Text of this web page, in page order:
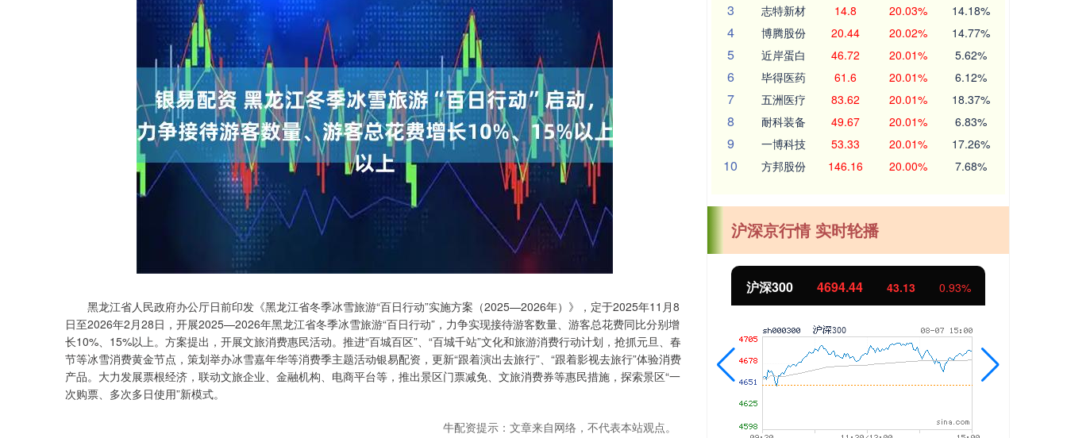
黑龙江省人民政府办公厅日前印发《黑龙江省冬季冰雪旅游“百日行动”实施方案（2025—2026年）》，定于2025年11月8
日至2026年2月28日，开展2025—2026年黑龙江省冬季冰雪旅游“百日行动”，力争实现接待游客数量、游客总花费同比分别增
长10%、15%以上。方案提出，开展文旅消费惠民活动。推进“百城百区”、“百城千站”文化和旅游消费行动计划，抢抓元旦、春
节等冰雪消费黄金节点，策划举办冰雪嘉年华等消费季主题活动银易配资，更新“跟着演出去旅行”、“跟着影视去旅行”体验消费
产品。大力发展票根经济，联动文旅企业、金融机构、电商平台等，推出景区门票减免、文旅消费券等惠民措施，探索景区“一
次购票、多次多日使用”新模式。
牛配资提示：文章来自网络，不代表本站观点。
3 志特新材 14.8 20.03% 14.18%
4 博腾股份 20.44 20.02% 14.77%
5 近岸蛋白 46.72 20.01% 5.62%
6 毕得医药 61.6 20.01% 6.12%
7 五洲医疗 83.62 20.01% 18.37%
8 耐科装备 49.67 20.01% 6.83%
9 一博科技 53.33 20.01% 17.26%
10 方邦股份 146.16 20.00% 7.68%
沪深京行情 实时轮播
北证50 1134.24 11.37 1.01%